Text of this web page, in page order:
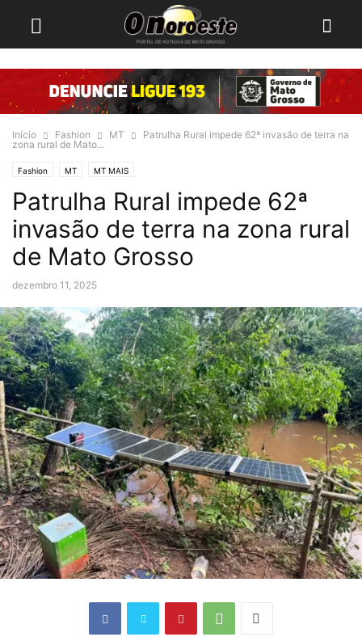
Início Fashion MT
Patrulha Rural impede 62ª invasão de terra na
zona rural de Mato...
Fashion MT MT MAIS
Patrulha Rural impede 62ª
invasão de terra na zona rural
de Mato Grosso
dezembro 11, 2025